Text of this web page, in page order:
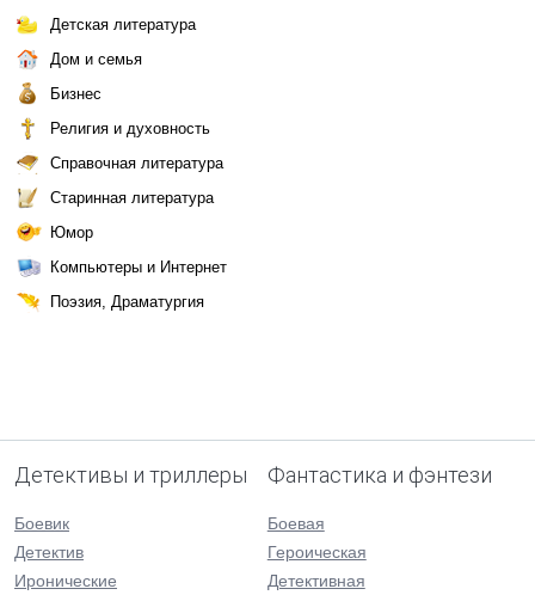
Детская литература
Дом и семья
Бизнес
Религия и духовность
Справочная литература
Старинная литература
Юмор
Компьютеры и Интернет
Поэзия, Драматургия
Детективы и триллеры
Боевик
Детектив
Иронические
Фантастика и фэнтези
Боевая
Героическая
Детективная